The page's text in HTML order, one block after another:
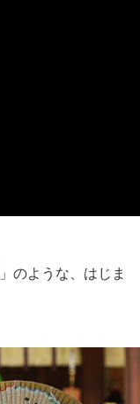
」のような、はじま